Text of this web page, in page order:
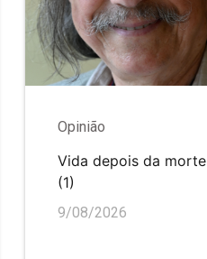
Opinião
Vida depois da morte
(1)
9/08/2026